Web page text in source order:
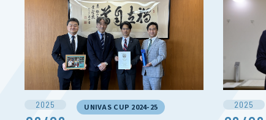
2025 UNIVAS CUP 2024-25 2025